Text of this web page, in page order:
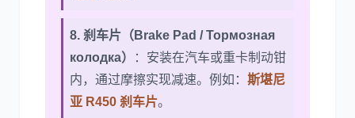
8. 刹车片（Brake Pad / Тормозная
колодка）
：安装在汽车或重卡制动钳
内，通过摩擦实现减速。例如： 斯堪尼
亚 R450 刹车片。